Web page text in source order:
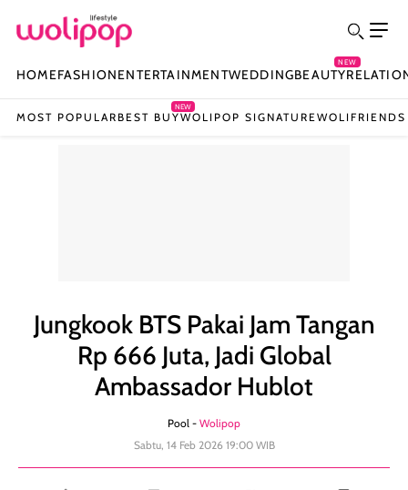
HOMEFASHIONENTERTAINMENTWEDDINGBEAUTY
NEW
MOST POPULAR BEST BUY
NEW
WOLIPOP SIGNATUREWOLIFRIENDS
Jungkook BTS Pakai Jam Tangan
Rp 666 Juta, Jadi Global
Ambassador Hublot
Pool - Wolipop
Sabtu, 14 Feb 2026 19:00 WIB